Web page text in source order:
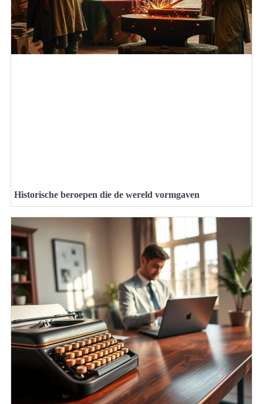
Historische beroepen die de wereld vormgaven